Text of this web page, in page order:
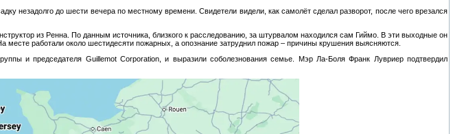
незадолго до шести вечера по местному времени. Свидетели видели, как самолёт сделал разворот, после чего врезался
из Ренна. По данным источника, близкого к расследованию, за штурвалом находился сам Гиймо. В эти выходные он
работали около шестидесяти пожарных, а опознание затруднил пожар – причины крушения выясняются.
и председателя Guillemot Corporation, и выразили соболезнования семье. Мэр Ла-Боля Франк Лувриер подтвердил